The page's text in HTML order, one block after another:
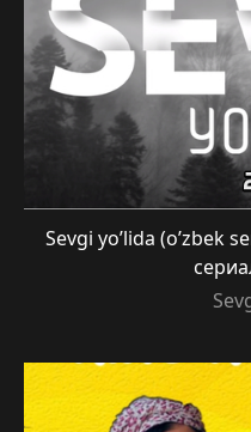
Sevgi yo’lida (o’zbek